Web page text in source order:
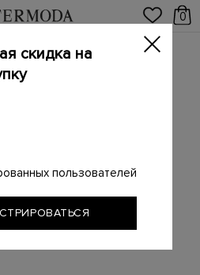
0
мужская обувь
кожи
скидка на
пользователей